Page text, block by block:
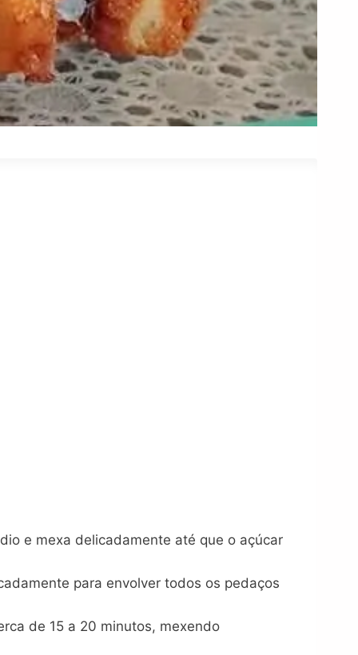
e mexa delicadamente até que o açúcar
para envolver todos os pedaços
de 15 a 20 minutos, mexendo